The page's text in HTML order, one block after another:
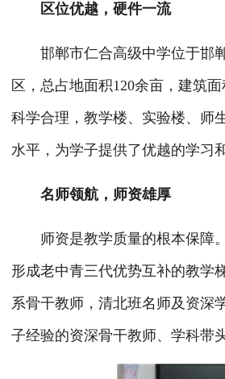
区位优越，硬件一流
邯郸市仁合高级中学位于邯郸
区，总占地面积120余亩，建筑
科学合理，教学楼、实验楼、师
水平，为学子提供了优越的学习
名师领航，师资雄厚
师资是教学质量的根本保障。
形成老中青三代优势互补的教学
系骨干教师，清北班名师及资深
子经验的资深骨干教师、学科带